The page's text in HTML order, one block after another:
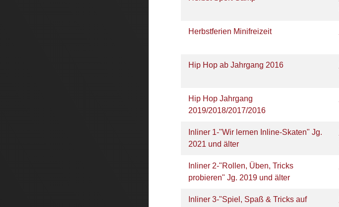
Herbstferien Minifreizeit
Hip Hop ab Jahrgang 2016
Hip Hop Jahrgang
2019/2018/2017/2016
Inliner 1-"Wir lernen Inline-Skaten" Jg.
2021 und älter
Inliner 2-"Rollen, Üben, Tricks
probieren" Jg. 2019 und älter
Inliner 3-"Spiel, Spaß & Tricks auf